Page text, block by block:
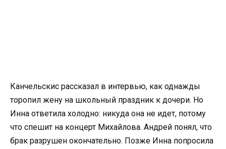
Канчельскис рассказал в интервью, как однажды
торопил жену на школьный праздник к дочери. Но
Инна ответила холодно: никуда она не идет, потому
что спешит на концерт Михайлова. Андрей понял, что
брак разрушен окончательно. Позже Инна попросила